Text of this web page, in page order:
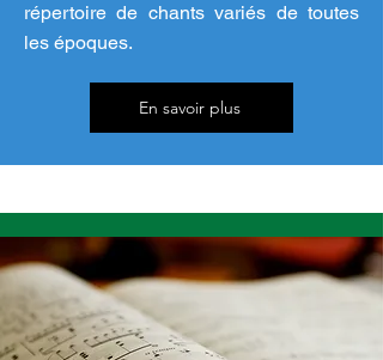
répertoire de chants variés de toutes
les époques.
En savoir plus